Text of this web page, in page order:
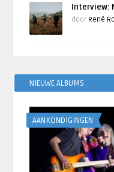
Interview:
door René
NIEUWE ALBUMS
AANKONDIGINGEN